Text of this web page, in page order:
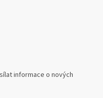
informace o nových